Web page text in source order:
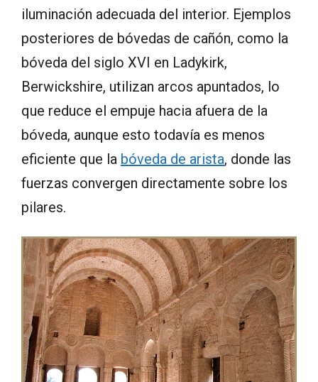
iluminación adecuada del interior. Ejemplos
posteriores de bóvedas de cañón, como la
bóveda del siglo XVI en Ladykirk,
Berwickshire, utilizan arcos apuntados, lo
que reduce el empuje hacia afuera de la
bóveda, aunque esto todavía es menos
eficiente que la bóveda de arista, donde las
fuerzas convergen directamente sobre los
pilares.